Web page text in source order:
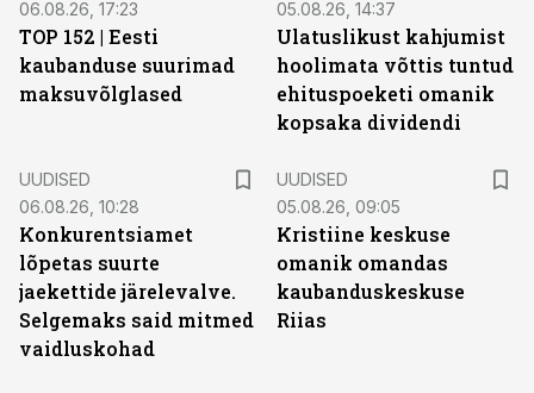
06.08.26, 17:23
TOP 152 | Eesti
kaubanduse suurimad
maksuvõlglased
05.08.26, 14:37
Ulatuslikust kahjumist
hoolimata võttis tuntud
ehituspoeketi omanik
kopsaka dividendi
UUDISED
06.08.26, 10:28
Konkurentsiamet
lõpetas suurte
jaekettide järelevalve.
Selgemaks said mitmed
vaidluskohad
UUDISED
05.08.26, 09:05
Kristiine keskuse
omanik omandas
kaubanduskeskuse
Riias